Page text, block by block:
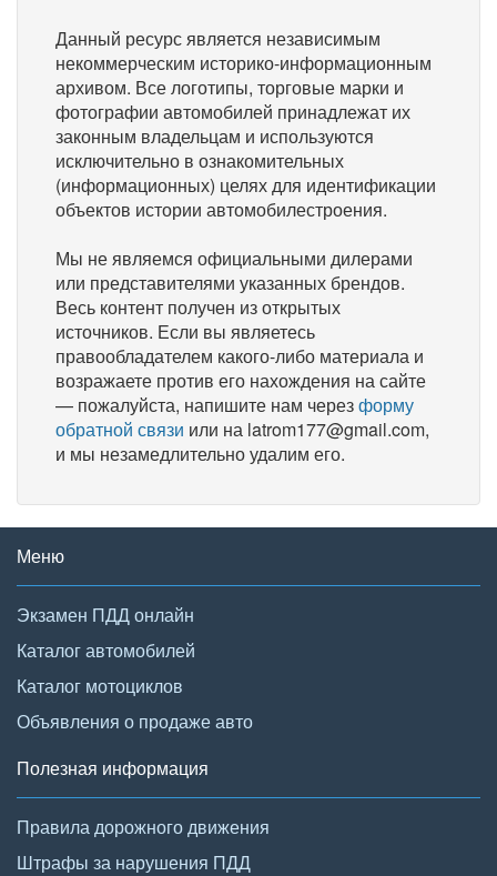
Данный ресурс является независимым
некоммерческим историко-информационным
архивом. Все логотипы, торговые марки и
фотографии автомобилей принадлежат их
законным владельцам и используются
исключительно в ознакомительных
(информационных) целях для идентификации
объектов истории автомобилестроения.
Мы не являемся официальными дилерами
или представителями указанных брендов.
Весь контент получен из открытых
источников. Если вы являетесь
правообладателем какого-либо материала и
возражаете против его нахождения на сайте
— пожалуйста, напишите нам черезформу
обратной связи или на latrom177@gmail.com,
и мы незамедлительно удалим его.
Меню
Экзамен ПДД онлайн
Каталог автомобилей
Каталог мотоциклов
Объявления о продаже авто
Полезная информация
Правила дорожного движения
Штрафы за нарушения ПДД